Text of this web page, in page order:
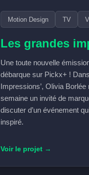
Motion Design TV
Les grandes
Une toute nouvelle
débarque sur Pickx+ !
Impressions’, Olivia
semaine un invité de
discuter d’un événement
inspiré.
Voir le projet →